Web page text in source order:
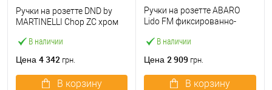
В наличии
Ручки на розетте DND by
MARTINELLI Chop ZC хром
Цена 4 342 грн.
В корзину
В наличии
Ручки на розетте ABARO
Lido FM фиксированно-
Цена 2 909 грн.
В корзину